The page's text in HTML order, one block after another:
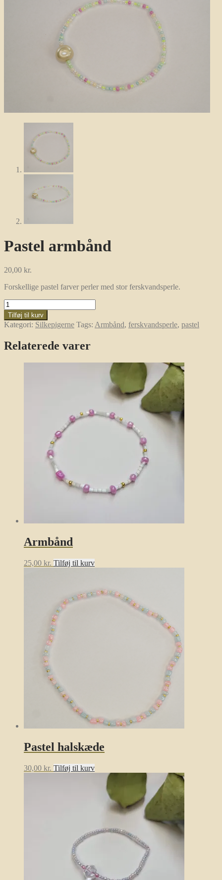
Pastel armbånd
20,00 kr.
Forskellige pastel farver perler med stor ferskvandsperle.
Pastel
armbånd
antal
Tilføj til kurv
Kategori: Silkepigerne Tags: Armbånd, ferskvandsperle, pastel
Relaterede varer
Armbånd
25,00 kr. Tilføj til kurv
Pastel halskæde
30,00 kr. Tilføj til kurv